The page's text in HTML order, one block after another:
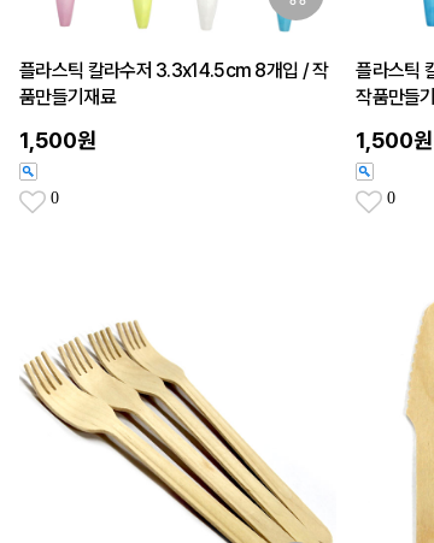
플라스틱 칼라수저 3.3x14.5cm 8개입 / 작
품만들기재료
1,500원
0
플라스틱
작품만들
1,500원
0